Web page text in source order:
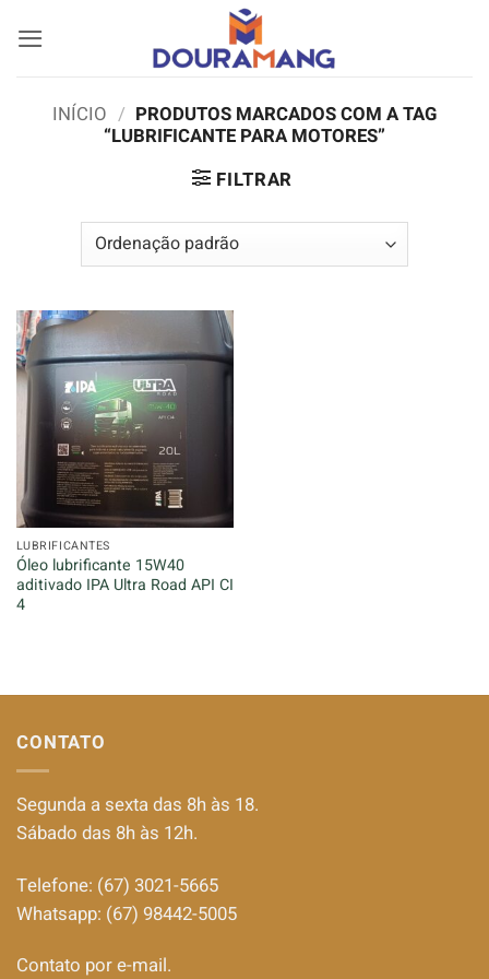
INÍCIO / PRODUTOS MARCADOS COM A TAG
“LUBRIFICANTE PARA MOTORES”
FILTRAR
LUBRIFICANTES
Óleo lubrificante 15W40
aditivado IPA Ultra Road API CI
4
CONTATO
Segunda a sexta das 8h às 18.
Sábado das 8h às 12h.
Telefone: (67) 3021-5665
Whatsapp: (67) 98442-5005
Contato por e-mail.